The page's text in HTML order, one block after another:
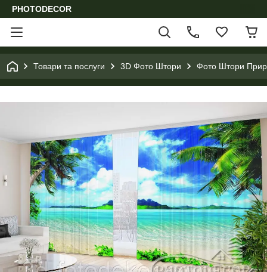
PHOTODECOR
Товари та послуги 3D Фото Штори Фото Штори